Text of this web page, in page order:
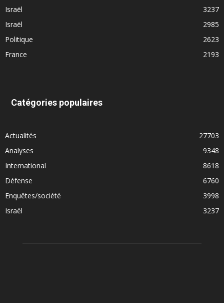
Israël
3237
Israël
2985
Politique
2623
France
2193
Catégories populaires
Actualités
27703
Analyses
9348
International
8618
Défense
6760
Enquêtes/société
3998
Israël
3237